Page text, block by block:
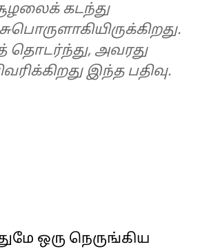
கடந்து
தொடர்ந்து, அவரது
இந்த பதிவு.
ஒரு நெருங்கிய